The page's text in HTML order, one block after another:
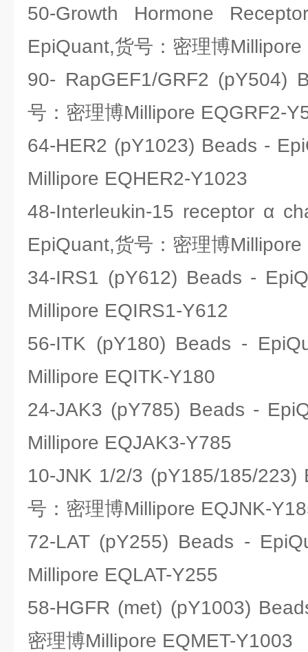
50-Growth Hormone
EpiQuant,货号：密理博
90- RapGEF1/GRF2 (pY504)
号：密理博Millipore EQGRF2-
64-HER2 (pY1023) Beads -
Millipore EQHER2-Y1023
48-Interleukin-15 receptor α
EpiQuant,货号：密理博
34-IRS1 (pY612) Beads -
Millipore EQIRS1-Y612
56-ITK (pY180) Beads -
Millipore EQITK-Y180
24-JAK3 (pY785) Beads -
Millipore EQJAK3-Y785
10-JNK 1/2/3 (pY185/185/223)
号：密理博Millipore EQJNK-
72-LAT (pY255) Beads -
Millipore EQLAT-Y255
58-HGFR (met) (pY1003)
密理博Millipore EQMET-Y1003